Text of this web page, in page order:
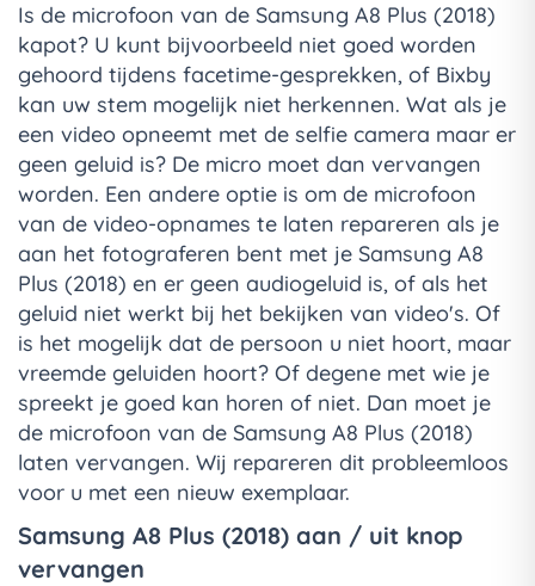
Is de microfoon van de Samsung A8 Plus (2018)
kapot? U kunt bijvoorbeeld niet goed worden
gehoord tijdens facetime-gesprekken, of Bixby
kan uw stem mogelijk niet herkennen. Wat als je
een video opneemt met de selfie camera maar er
geen geluid is? De micro moet dan vervangen
worden. Een andere optie is om de microfoon
van de video-opnames te laten repareren als je
aan het fotograferen bent met je Samsung A8
Plus (2018) en er geen audiogeluid is, of als het
geluid niet werkt bij het bekijken van video's. Of
is het mogelijk dat de persoon u niet hoort, maar
vreemde geluiden hoort? Of degene met wie je
spreekt je goed kan horen of niet. Dan moet je
de microfoon van de Samsung A8 Plus (2018)
laten vervangen. Wij repareren dit probleemloos
voor u met een nieuw exemplaar.
Samsung A8 Plus (2018) aan / uit knop
vervangen